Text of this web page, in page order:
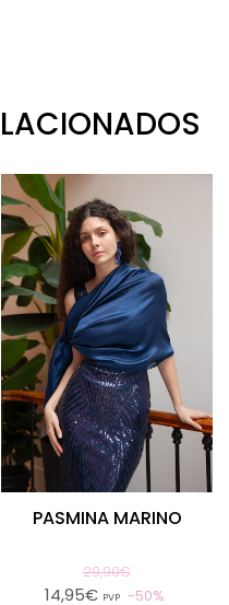
PASMINA MARINO
29,90€
14,95€ PVP 50%